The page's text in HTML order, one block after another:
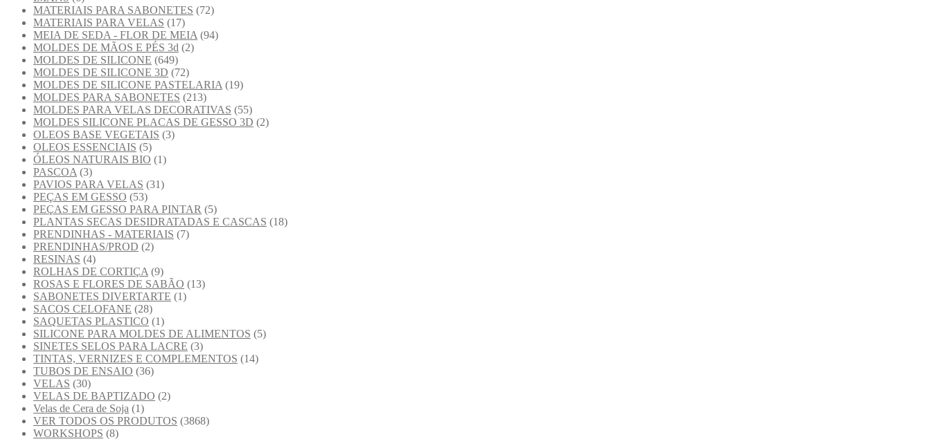
MATERIAIS PARA SABONETES (72)
MATERIAIS PARA VELAS (17)
MEIA DE SEDA - FLOR DE MEIA (94)
MOLDES DE MÃOS E PÉS 3d (2)
MOLDES DE SILICONE (649)
MOLDES DE SILICONE 3D (72)
MOLDES DE SILICONE PASTELARIA (19)
MOLDES PARA SABONETES (213)
MOLDES PARA VELAS DECORATIVAS (55)
MOLDES SILICONE PLACAS DE GESSO 3D (2)
OLEOS BASE VEGETAIS (3)
OLEOS ESSENCIAIS (5)
ÓLEOS NATURAIS BIO (1)
PASCOA (3)
PAVIOS PARA VELAS (31)
PEÇAS EM GESSO (53)
PEÇAS EM GESSO PARA PINTAR (5)
PLANTAS SECAS DESIDRATADAS E CASCAS (18)
PRENDINHAS - MATERIAIS (7)
PRENDINHAS/PROD (2)
RESINAS (4)
ROLHAS DE CORTIÇA (9)
ROSAS E FLORES DE SABÃO (13)
SABONETES DIVERTARTE (1)
SACOS CELOFANE (28)
SAQUETAS PLASTICO (1)
SILICONE PARA MOLDES DE ALIMENTOS (5)
SINETES SELOS PARA LACRE (3)
TINTAS, VERNIZES E COMPLEMENTOS (14)
TUBOS DE ENSAIO (36)
VELAS (30)
VELAS DE BAPTIZADO (2)
Velas de Cera de Soja (1)
VER TODOS OS PRODUTOS (3868)
WORKSHOPS (8)